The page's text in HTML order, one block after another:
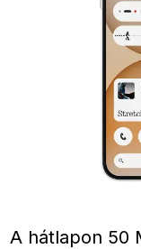
A hátlapon 50